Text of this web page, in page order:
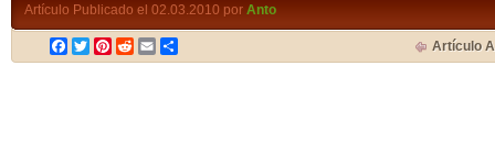
Artículo Publicado el 02.03.2010 por Anto
Facebook
TwitterPinterest
RedditEmail Artículo